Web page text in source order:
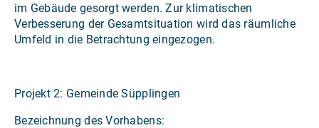
im Gebäude gesorgt werden. Zur klimatischen
Verbesserung der Gesamtsituation wird das räumliche
Umfeld in die Betrachtung eingezogen.
Projekt 2: Gemeinde Süpplingen
Bezeichnung des Vorhabens: